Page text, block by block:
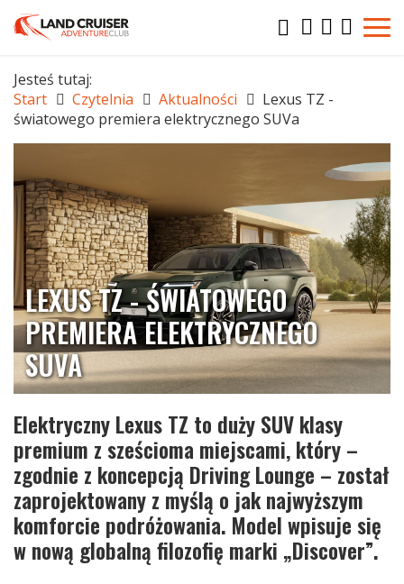
Jesteś tutaj:
Start
Czytelnia Aktualności
Lexus TZ -
światowego premiera elektrycznego SUVa
LEXUS TZ - ŚWIATOWEGO
PREMIERA ELEKTRYCZNEGO
SUVA
Elektryczny Lexus TZ to duży SUV klasy
premium z sześcioma miejscami, który –
zgodnie z koncepcją Driving Lounge – został
zaprojektowany z myślą o jak najwyższym
komforcie podróżowania. Model wpisuje się
w nową globalną filozofię marki „Discover”.